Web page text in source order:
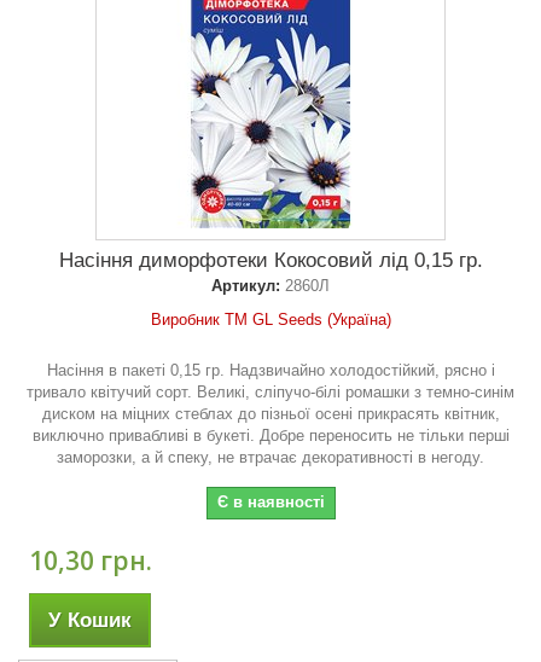
Насіння диморфотеки Кокосовий лiд 0,15 гр.
Артикул: 2860Л
Виробник ТМ GL Seeds (Україна)
Насіння в пакеті 0,15 гр. Надзвичайно холодостійкий, рясно і
тривало квітучий сорт. Великі, сліпучо-білі ромашки з темно-синім
диском на міцних стеблах до пізньої осені прикрасять квітник,
виключно привабливі в букеті. Добре переносить не тільки перші
заморозки, а й спеку, не втрачає декоративності в негоду.
Є в наявності
10,30 грн.
У Кошик